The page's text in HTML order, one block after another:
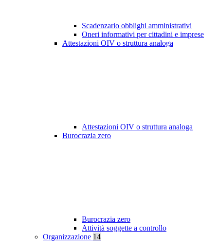
Scadenzario obblighi amministrativi
Oneri informativi per cittadini e imprese
Attestazioni OIV o struttura analoga
Attestazioni OIV o struttura analoga
Burocrazia zero
Burocrazia zero
Attività soggette a controllo
Organizzazione 14